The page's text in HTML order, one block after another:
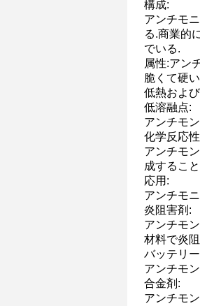
構成:
アンチモ
る.商業的
でいる.
属性:アン
脆くて硬
低熱およ
低溶融点:
アンチモ
化学反応
アンチモ
成するこ
応用:
アンチモ
炎阻害剤:
アンチモ
材料で炎
バッテリ
アンチモ
合金剤:
アンチモ